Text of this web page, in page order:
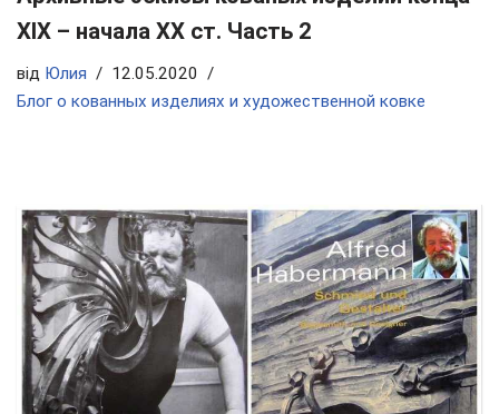
ХIX – начала ХХ ст. Часть 2
від Юлия
12.05.2020
Блог о кованных изделиях и художественной ковке